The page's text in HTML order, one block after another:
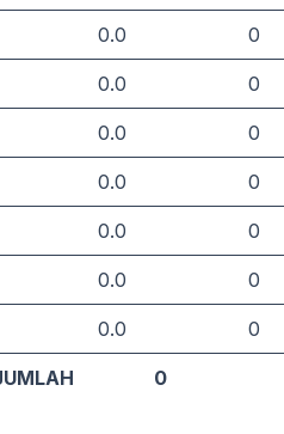
0.0 0
0.0 0
0.0 0
0.0 0
0.0 0
0.0 0
0.0 0
0